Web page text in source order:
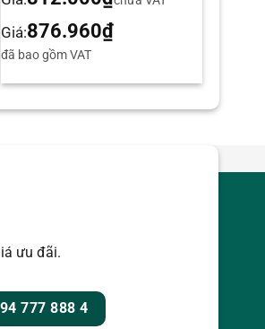
Giá:876.960₫
đã bao gồm VAT
ưu đãi.
777 888 4